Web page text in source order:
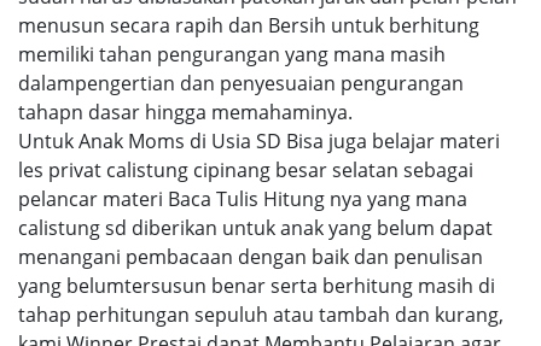
menusun secara rapih dan Bersih untuk berhitung
memiliki tahan pengurangan yang mana masih
dalampengertian dan penyesuaian pengurangan
tahapn dasar hingga memahaminya.
Untuk Anak Moms di Usia SD Bisa juga belajar materi
les privat calistung cipinang besar selatan sebagai
pelancar materi Baca Tulis Hitung nya yang mana
calistung sd diberikan untuk anak yang belum dapat
menangani pembacaan dengan baik dan penulisan
yang belumtersusun benar serta berhitung masih di
tahap perhitungan sepuluh atau tambah dan kurang,